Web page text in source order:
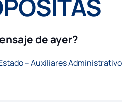
de ayer?
– Auxiliares